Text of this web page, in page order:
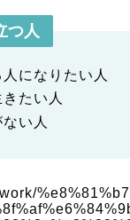
つ人
になりたい人
たい人
い人